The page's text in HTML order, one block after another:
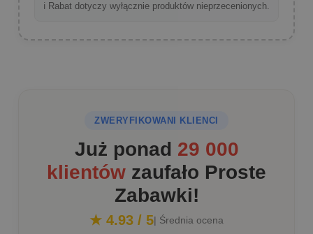
ℹ️ Rabat dotyczy wyłącznie produktów nieprzecenionych.
ZWERYFIKOWANI KLIENCI
Już ponad 29 000
klientów zaufało Proste
Zabawki!
★ 4.93 / 5| Średnia ocena